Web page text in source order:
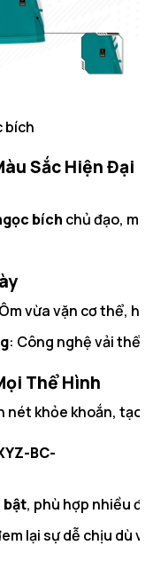
bích
Sắc Hiện Đại
bích chủ đạo,
vừa vặn cơ thể,
: Công nghệ vải thể
Thể Hình
nét khỏe khoắn, tạo
BC-
bật, phù hợp nhiều
lại sự dễ chịu dù